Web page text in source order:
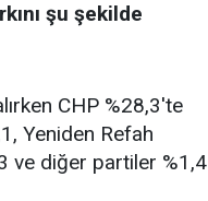
şu şekilde
CHP %28,3'te
Yeniden Refah
ve diğer partiler %1,4